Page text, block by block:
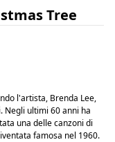
Tree
l'artista, Brenda Lee,
Negli ultimi 60 anni ha
una delle canzoni di
famosa nel 1960.